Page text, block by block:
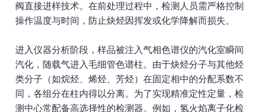
阀直接进样技术。在前处理过程中，检测人员需严格控制
操作温度与时间，防止炔烃因挥发或化学降解而损失。
进入仪器分析阶段，样品被注入气相色谱仪的汽化室瞬间
汽化，随载气进入毛细管色谱柱。由于炔烃分子与其他烃
类分子（如烷烃、烯烃、芳烃）在固定相中的分配系数不
同，各组分在柱内得以分离。为了实现精准定性定量，检
测中心常配备高选择性的检测器。例如，氢火焰离子化检